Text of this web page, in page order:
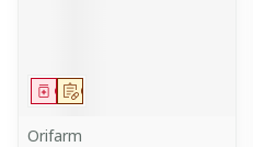
Op voorschrift
Geneesmiddel
Orifarm